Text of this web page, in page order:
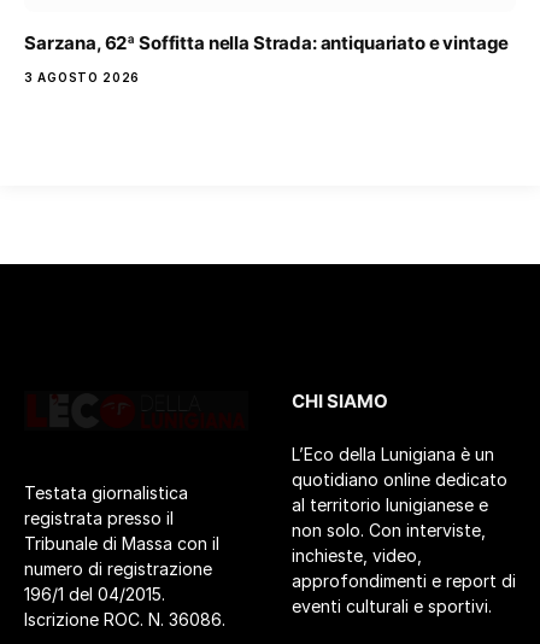
Sarzana, 62ª Soffitta nella Strada: antiquariato e vintage
3 AGOSTO 2026
Testata giornalistica
registrata presso il
Tribunale di Massa con il
numero di registrazione
196/1 del 04/2015.
Iscrizione ROC. N. 36086.
CHI SIAMO
L’Eco della Lunigiana è un
quotidiano online dedicato
al territorio lunigianese e
non solo. Con interviste,
inchieste, video,
approfondimenti e report di
eventi culturali e sportivi.